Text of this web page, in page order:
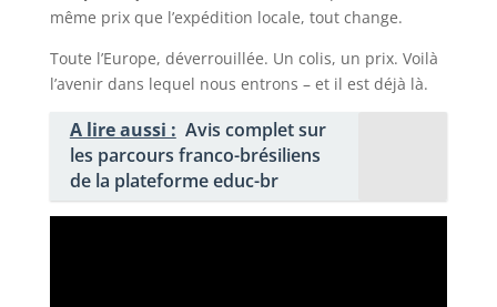
même prix que l’expédition locale, tout change.
Toute l’Europe, déverrouillée. Un colis, un prix. Voilà
l’avenir dans lequel nous entrons – et il est déjà là.
A lire aussi : Avis complet sur
les parcours franco-brésiliens
de la plateforme educ-br